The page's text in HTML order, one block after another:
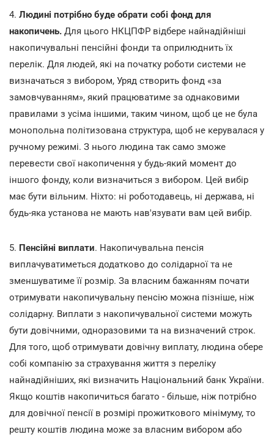
4. Людині потрібно буде обрати собі фонд для
накопичень. Для цього НКЦПФР відбере найнадійніші
накопичувальні пенсійні фонди та оприлюднить їх
перелік. Для людей, які на початку роботи системи не
визначаться з вибором, Уряд створить фонд «за
замовчуванням», який працюватиме за однаковими
правилами з усіма іншими, таким чином, щоб це не була
монопольна політизована структура, щоб не керувалася у
ручному режимі. З нього людина так само зможе
перевести свої накопичення у будь-який момент до
іншого фонду, коли визначиться з вибором. Цей вибір
має бути вільним. Ніхто: ні роботодавець, ні держава, ні
будь-яка установа не мають нав'язувати вам цей вибір.
5. Пенсійні виплати. Накопичувальна пенсія
виплачуватиметься додатково до солідарної та не
зменшуватиме її розмір. За власним бажанням почати
отримувати накопичувальну пенсію можна пізніше, ніж
солідарну. Виплати з накопичувальної системи можуть
бути довічними, одноразовими та на визначений строк.
Для того, щоб отримувати довічну виплату, людина обере
собі компанію за страхування життя з переліку
найнадійніших, які визначить Національний банк України.
Якщо коштів накопичиться багато - більше, ніж потрібно
для довічної пенсії в розмірі прожиткового мінімуму, то
решту коштів людина може за власним вибором або